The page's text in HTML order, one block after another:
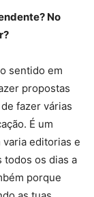
No
sentido em
propostas
fazer várias
É um
editorias e
todos os dias a
porque